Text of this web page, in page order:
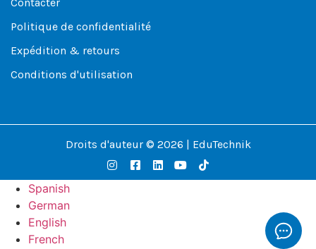
Politique de confidentialité
Expédition & retours
Conditions d'utilisation
Droits d'auteur © 2026 | EduTechnik
Spanish
German
English
French